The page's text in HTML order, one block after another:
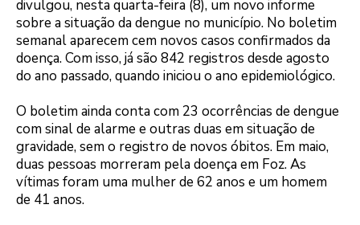
divulgou, nesta quarta-feira (8), um novo informe
sobre a situação da dengue no município. No boletim
semanal aparecem cem novos casos confirmados da
doença. Com isso, já são 842 registros desde agosto
do ano passado, quando iniciou o ano epidemiológico.
O boletim ainda conta com 23 ocorrências de dengue
com sinal de alarme e outras duas em situação de
gravidade, sem o registro de novos óbitos. Em maio,
duas pessoas morreram pela doença em Foz. As
vítimas foram uma mulher de 62 anos e um homem
de 41 anos.